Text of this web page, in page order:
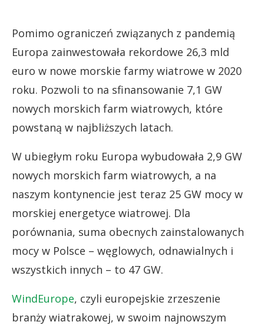
Pomimo ograniczeń związanych z pandemią
Europa zainwestowała rekordowe 26,3 mld
euro w nowe morskie farmy wiatrowe w 2020
roku. Pozwoli to na sfinansowanie 7,1 GW
nowych morskich farm wiatrowych, które
powstaną w najbliższych latach.
W ubiegłym roku Europa wybudowała 2,9 GW
nowych morskich farm wiatrowych, a na
naszym kontynencie jest teraz 25 GW mocy w
morskiej energetyce wiatrowej. Dla
porównania, suma obecnych zainstalowanych
mocy w Polsce – węglowych, odnawialnych i
wszystkich innych – to 47 GW.
WindEurope, czyli europejskie zrzeszenie
branży wiatrakowej, w swoim najnowszym